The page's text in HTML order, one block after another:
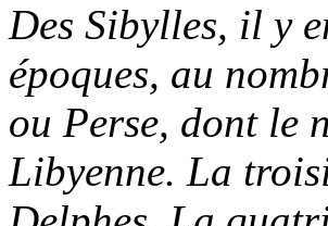
Des Sibylles, il y
époques, au
ou Perse, dont le
Libyenne. La